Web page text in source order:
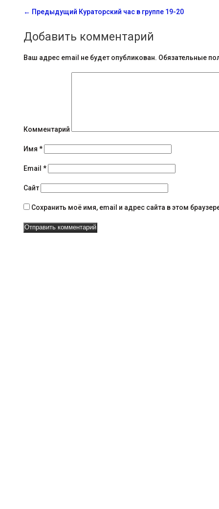
С
о
о
б
и
я
н
а
в
и
г
← Предыдущий Кураторский час в группе 19-20
Добавить комментарий
Ваш адрес email не будет опубликован. Обязательные
Комментарий
Имя *
Email *
Сайт
Сохранить моё имя, email и адрес сайта в этом